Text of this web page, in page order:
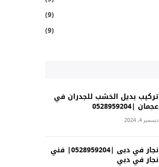
(9)
(9)
تركيب بديل الخشب للجدران في
عجمان |0528959204
ديسمبر 4, 2024
نجار في دبى |0528959204| فني
نجار في دبي